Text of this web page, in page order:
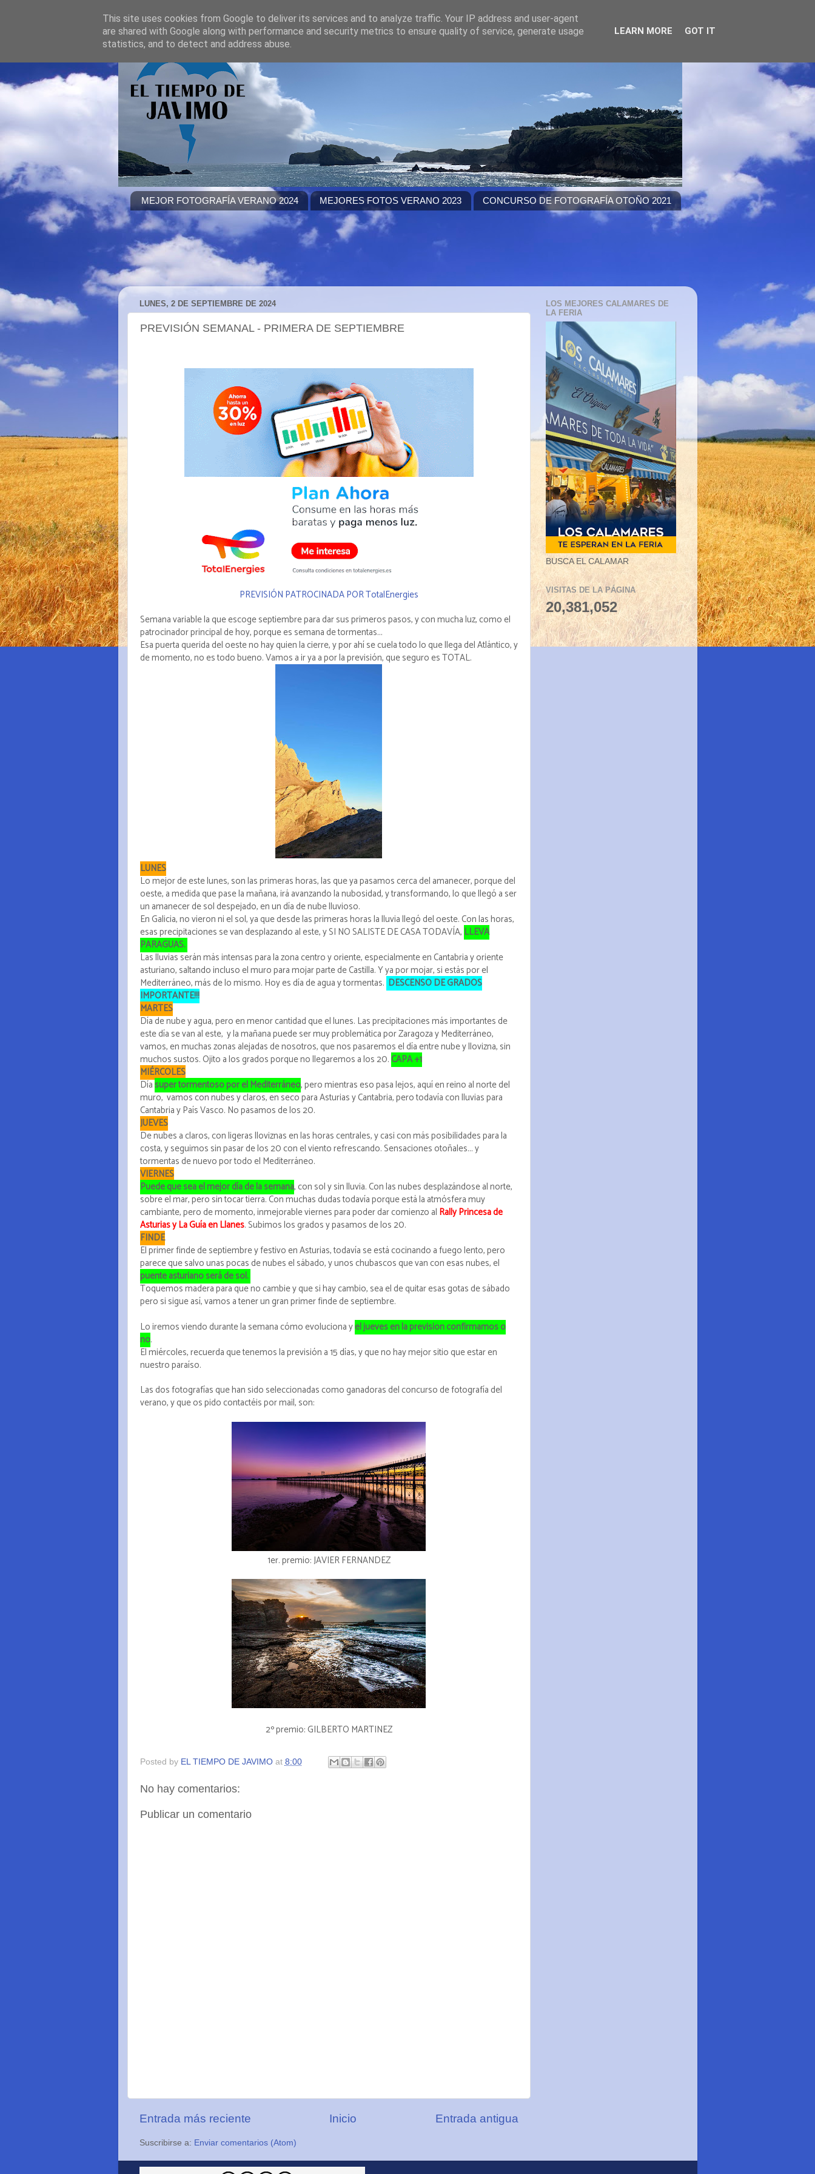
MEJOR FOTOGRAFÍA VERANO 2024 MEJORES FOTOS VERANO 2023 CONCURSO DE FOTOGRAFÍA OTOÑO 2021
LUNES, 2 DE SEPTIEMBRE DE 2024
PREVISIÓN SEMANAL - PRIMERA DE SEPTIEMBRE
PREVISIÓN PATROCINADA POR TotalEnergies
Semana variable la que escoge septiembre para dar sus primeros pasos, y con mucha luz, como el
patrocinador principal de hoy, porque es semana de tormentas...
Esa puerta querida del oeste no hay quien la cierre, y por ahí se cuela todo lo que llega del Atlántico, y
de momento, no es todo bueno. Vamos a ir ya a por la previsión, que seguro es TOTAL.
LUNES
Lo mejor de este lunes, son las primeras horas, las que ya pasamos cerca del amanecer, porque del
oeste, a medida que pase la mañana, irá avanzando la nubosidad, y transformando, lo que llegó a ser
un amanecer de sol despejado, en un día de nube lluvioso.
En Galicia, no vieron ni el sol, ya que desde las primeras horas la lluvia llegó del oeste. Con las horas,
esas precipitaciones se van desplazando al este, y SI NO SALISTE DE CASA TODAVÍA, LLEVA
PARAGUAS.
Las lluvias serán más intensas para la zona centro y oriente, especialmente en Cantabria y oriente
asturiano, saltando incluso el muro para mojar parte de Castilla. Y ya por mojar, si estás por el
Mediterráneo, más de lo mismo. Hoy es día de agua y tormentas. DESCENSO DE GRADOS
IMPORTANTE!!!
MARTES
Día de nube y agua, pero en menor cantidad que el lunes. Las precipitaciones más importantes de
este día se van al este, y la mañana puede ser muy problemática por Zaragoza y Mediterráneo,
vamos, en muchas zonas alejadas de nosotros, que nos pasaremos el día entre nube y llovizna, sin
muchos sustos. Ojito a los grados porque no llegaremos a los 20.CAPA +1
MIÉRCOLES
Día super tormentoso por el Mediterráneo, pero mientras eso pasa lejos, aquí en reino al norte del
muro, vamos con nubes y claros, en seco para Asturias y Cantabria, pero todavía con lluvias para
Cantabria y País Vasco. No pasamos de los 20.
JUEVES
De nubes a claros, con ligeras lloviznas en las horas centrales, y casi con más posibilidades para la
costa, y seguimos sin pasar de los 20 con el viento refrescando. Sensaciones otoñales... y
tormentas de nuevo por todo el Mediterráneo.
VIERNES
Puede que sea el mejor día de la semana, con sol y sin lluvia. Con las nubes desplazándose al norte,
sobre el mar, pero sin tocar tierra. Con muchas dudas todavía porque está la atmósfera muy
cambiante, pero de momento, inmejorable viernes para poder dar comienzo al Rally Princesa de
Asturias y La Guía en Llanes. Subimos los grados y pasamos de los 20.
FINDE
El primer finde de septiembre y festivo en Asturias, todavía se está cocinando a fuego lento, pero
parece que salvo unas pocas de nubes el sábado, y unos chubascos que van con esas nubes, el
puente asturiano será de sol.
Toquemos madera para que no cambie y que si hay cambio, sea el de quitar esas gotas de sábado
pero si sigue así, vamos a tener un gran primer finde de septiembre.
Lo iremos viendo durante la semana cómo evoluciona yel jueves en la previsión confirmamos o
no.
El miércoles, recuerda que tenemos la previsión a 15 días, y que no hay mejor sitio que estar en
nuestro paraíso.
Las dos fotografías que han sido seleccionadas como ganadoras del concurso de fotografía del
verano, y que os pido contactéis por mail, son:
1er. premio: JAVIER FERNANDEZ
2º premio: GILBERTO MARTINEZ
Posted by EL TIEMPO DE JAVIMO at 8:00
No hay comentarios:
Publicar un comentario
Entrada más reciente Entrada antigua
Inicio
Suscribirse a: Enviar comentarios (Atom)
LOS MEJORES CALAMARES DE
LA FERIA
BUSCA EL CALAMAR
VISITAS DE LA PÁGINA
20,381,052
This site uses cookies from Google to deliver its services and to analyze traffic. Your IP address and user-agent
are shared with Google along with performance and security metrics to ensure quality of service, generate usage
statistics, and to detect and address abuse.
LEARN MORE GOT IT